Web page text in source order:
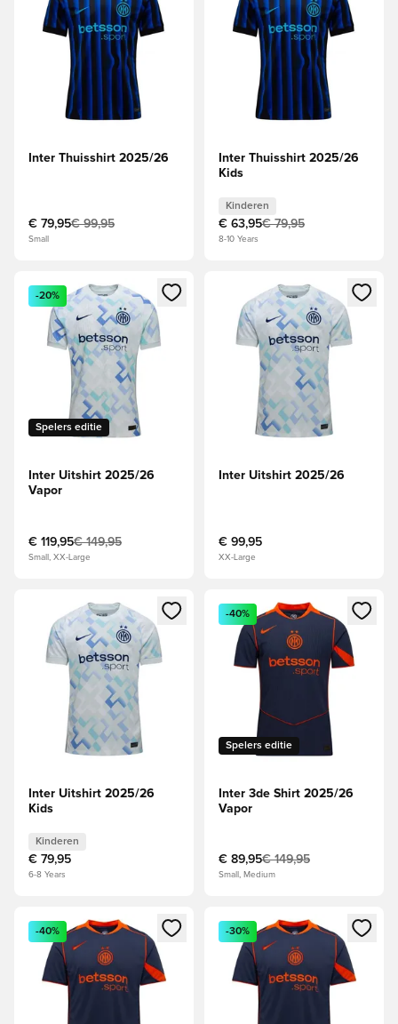
Inter Thuisshirt 2025/26
€ 79,95€ 99,95
Small
Inter Thuisshirt 2025/26
Kids
Kinderen
€ 63,95€ 79,95
8-10 Years
Opent een venster om in te loggen of je aan te melden als
Spelers editie
-20%
Inter Uitshirt 2025/26
Vapor
€ 119,95€ 149,95
Small, XX-Large
Opent een venster om in te
Inter Uitshirt 2025/26
€ 99,95
XX-Large
Opent een venster om in te loggen of je aan te melden als
Inter Uitshirt 2025/26
Kids
Kinderen
€ 79,95
6-8 Years
Opent een venster om in te
Spelers editie
-40%
Inter 3de Shirt 2025/26
Vapor
€ 89,95€ 149,95
Small, Medium
Opent een venster om in te loggen of je aan te melden als
-40%
Opent een venster om in te
-30%